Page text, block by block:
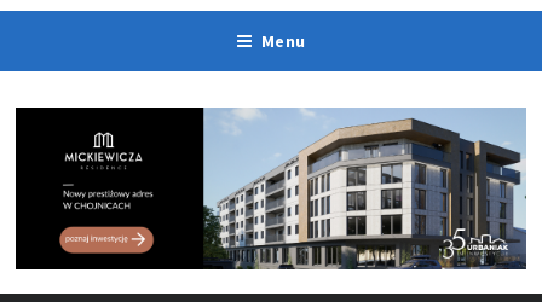
Menu